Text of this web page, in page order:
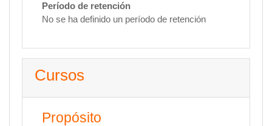
Período de retención
No se ha definido un período de retención
Cursos
Propósito